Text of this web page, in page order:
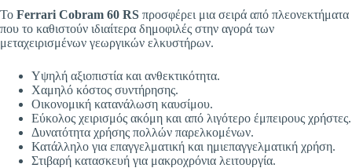
Το Ferrari Cobram 60 RS προσφέρει μια σειρά από πλεονεκτήματα
που το καθιστούν ιδιαίτερα δημοφιλές στην αγορά των
μεταχειρισμένων γεωργικών ελκυστήρων.
Υψηλή αξιοπιστία και ανθεκτικότητα.
Χαμηλό κόστος συντήρησης.
Οικονομική κατανάλωση καυσίμου.
Εύκολος χειρισμός ακόμη και από λιγότερο έμπειρους χρήστες.
Δυνατότητα χρήσης πολλών παρελκομένων.
Κατάλληλο για επαγγελματική και ημιεπαγγελματική χρήση.
Στιβαρή κατασκευή για μακροχρόνια λειτουργία.